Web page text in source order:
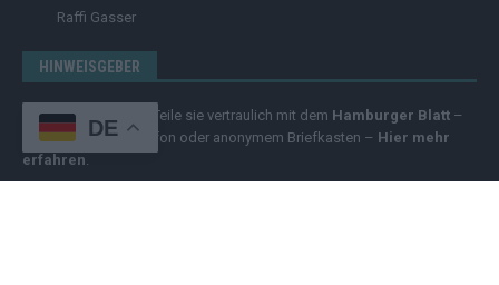
Raffi Gasser
HINWEISGEBER
Hast du ? Teile sie vertraulich mit dem Hamburger Blatt –
per Post, E-Mail, Telefon oder anonymem Briefkasten – Hier mehr
erfahren.
DE